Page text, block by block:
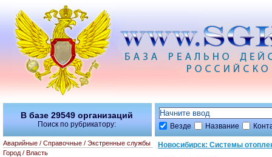
Везде Название
Новосибирск: Системы
В базе 29549 организаций
Поиск по рубрикатору:
Аварийные / Справочные / Экстренные службы
Город / Власть